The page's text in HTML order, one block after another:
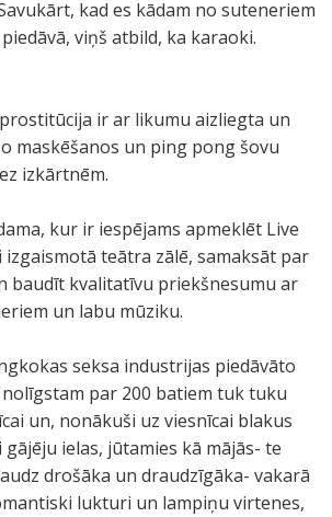
kad es kādam no suteneriem
viņš atbild, ka karaoki.
ir ar likumu aizliegta un
maskēšanos un ping pong šovu
izkārtnēm.
kur ir iespējams apmeklēt Live
izgaismotā teātra zālē, samaksāt par
baudīt kvalitatīvu priekšnesumu ar
un labu mūziku.
seksa industrijas piedāvāto
par 200 batiem tuk tuku
un, nonākuši uz viesnīcai blakus
ielas, jūtamies kā mājās- te
drošāka un draudzīgāka- vakarā
lukturi un lampiņu virtenes,